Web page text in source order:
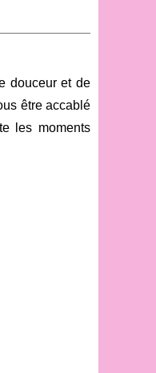
douceur et de
être accablé
les moments